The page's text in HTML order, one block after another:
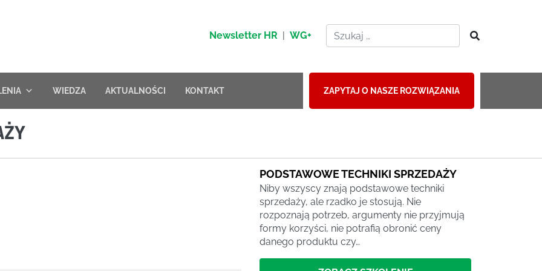
Newsletter HR | WG+
WIEDZA AKTUALNOŚCI KONTAKT ZAPYTAJ O NASZE ROZWIĄZANIA
PODSTAWOWE TECHNIKI SPRZEDAŻY
Niby wszyscy znają podstawowe techniki
sprzedaży, ale rzadko je stosują. Nie
rozpoznają potrzeb, argumenty nie przyjmują
formy korzyści, nie potrafią obronić ceny
danego produktu czy…